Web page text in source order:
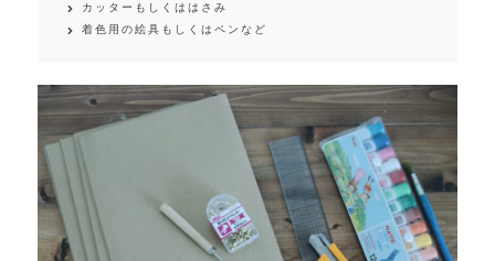
カッターもしくははさみ
着色用の絵具もしくはペンなど